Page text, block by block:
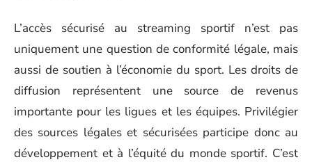
L’accès sécurisé au streaming sportif n’est pas
uniquement une question de conformité légale, mais
aussi de soutien à l’économie du sport. Les droits de
diffusion représentent une source de revenus
importante pour les ligues et les équipes. Privilégier
des sources légales et sécurisées participe donc au
développement et à l’équité du monde sportif. C’est